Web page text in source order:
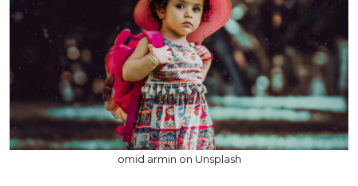
omid armin on Unsplash